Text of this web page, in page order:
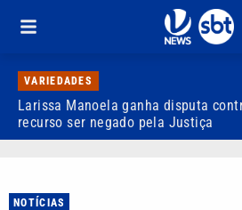
VARIEDADES
Larissa Manoela ganha disputa
recurso ser negado pela Justiça
NOTÍCIAS